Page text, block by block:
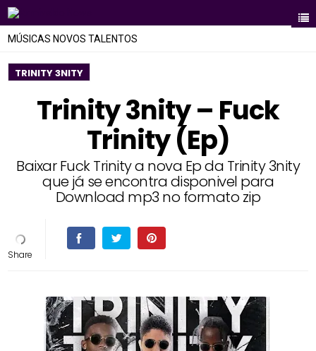
MÚSICAS NOVOS TALENTOS
TRINITY 3NITY
Trinity 3nity – Fuck
Trinity (Ep)
Baixar Fuck Trinity a nova Ep da Trinity 3nity
que já se encontra disponivel para
Download mp3 no formato zip